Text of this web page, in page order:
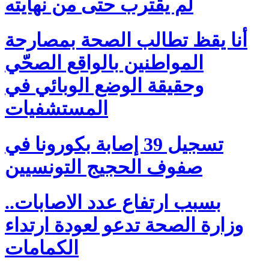
لم يقترب حتى من نهايته
أنا يقظ تطالب الصحة بمصارحة
المواطنين بالواقع الصحّي
وحقيقة الوضع الوبائي في
المستشفيات
تسجيل 39 إصابة بكورونا في
صفوف الحجيج التونسيين
بسبب ارتفاع عدد الاصابات..
وزارة الصحة تدعو لعودة ارتداء
الكمامات